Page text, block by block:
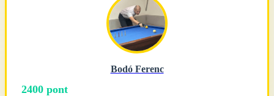
Bodó Ferenc
2400 pont